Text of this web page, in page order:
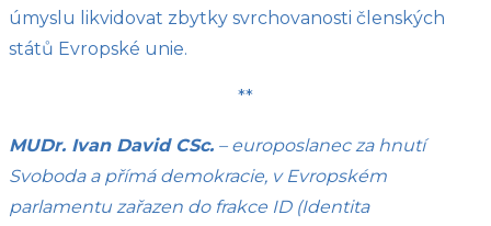
úmyslu likvidovat zbytky svrchovanosti členských
států Evropské unie.
**
MUDr. Ivan David CSc. – europoslanec za hnutí
Svoboda a přímá demokracie, v Evropském
parlamentu zařazen do frakce ID (Identita